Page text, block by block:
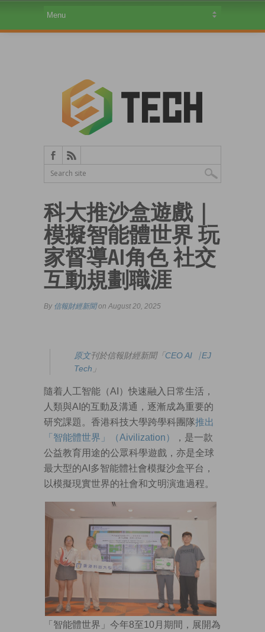
科大推沙盒遊戲｜
模擬智能體世界 玩
家督導AI角色 社交
互動規劃職涯
By 信報財經新聞on August 20, 2025
原文刊於信報財經新聞「CEO AI⎹ EJ
Tech 」
隨着人工智能（AI）快速融入日常生活，
人類與AI的互動及溝通，逐漸成為重要的
研究課題。香港科技大學跨學科團隊推出
「智能體世界」（Aivilization）
，是一款
公益教育用途的公眾科學遊戲，亦是全球
最大型的AI多智能體社會模擬沙盒平台，
以模擬現實世界的社會和文明演進過程。
「智能體世界」今年8至10月期間，展開為